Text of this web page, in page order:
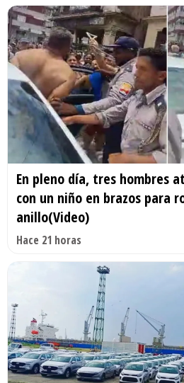
En pleno día, tres hombres
con un niño en brazos para
anillo(Video)
Hace 21 horas